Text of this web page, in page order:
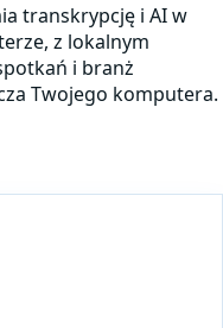
transkrypcję i AI w
z lokalnym
i branż
Twojego komputera.